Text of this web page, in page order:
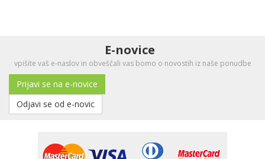
E-novice
vpišite vaš e-naslov in obveščali vas bomo o novostih iz naše ponudbe
Prijavi se na e-novice
Odjavi se od e-novic